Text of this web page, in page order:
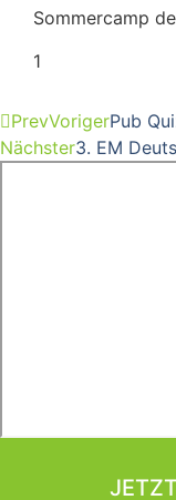
Sommercamp
PrevVorigerPub
Nächster3. EM